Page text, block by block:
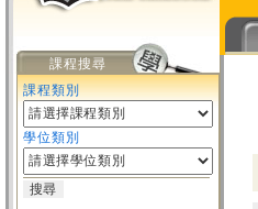
課程搜尋
課程類別
學位類別